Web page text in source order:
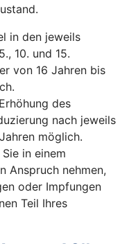
in den jeweils
10. und 15.
von 16 Jahren bis
Erhöhung des
nach jeweils
möglich.
Sie in einem
Anspruch nehmen,
oder Impfungen
Teil Ihres